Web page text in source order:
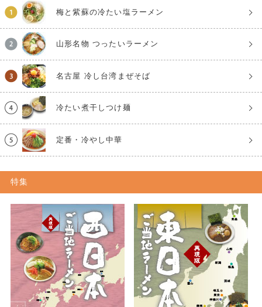
梅と紫蘇の冷たい塩ラーメン
山形名物 つったいラーメン
名古屋 冷し台湾まぜそば
冷たい煮干しつけ麺
定番・冷やし中華
特集